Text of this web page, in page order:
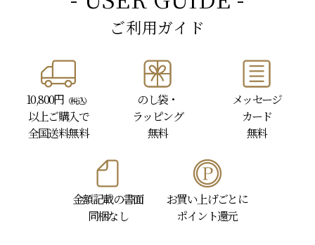
ご利用ガイド
10,800円 （税込）
以上ご購入で
全国送料無料
のし袋・
ラッピング
無料
メッセージ
カード
無料
金額記載の書面
同梱なし
お買い上げごとに
ポイント還元